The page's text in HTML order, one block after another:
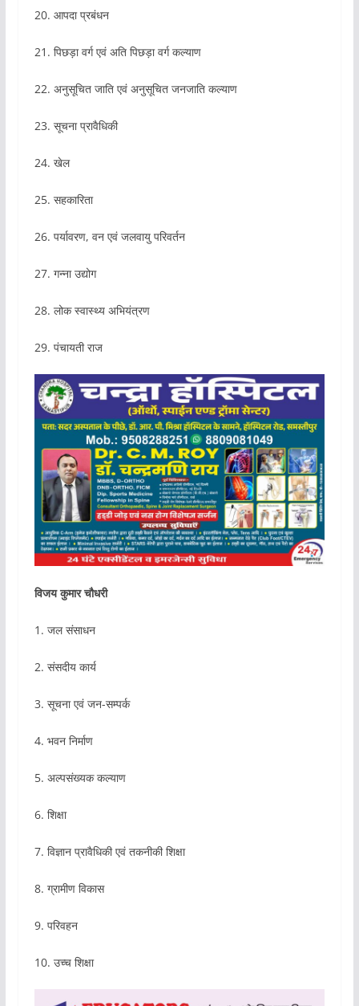
20. आपदा प्रबंधन
21. पिछड़ा वर्ग एवं अति पिछड़ा वर्ग कल्याण
22. अनुसूचित जाति एवं अनुसूचित जनजाति कल्याण
23. सूचना प्रावैधिकी
24. खेल
25. सहकारिता
26. पर्यावरण, वन एवं जलवायु परिवर्तन
27. गन्ना उद्योग
28. लोक स्वास्थ्य अभियंत्रण
29. पंचायती राज
विजय कुमार चौधरी
1. जल संसाधन
2. संसदीय कार्य
3. सूचना एवं जन-सम्पर्क
4. भवन निर्माण
5. अल्पसंख्यक कल्याण
6. शिक्षा
7. विज्ञान प्रावैधिकी एवं तकनीकी शिक्षा
8. ग्रामीण विकास
9. परिवहन
10. उच्च शिक्षा